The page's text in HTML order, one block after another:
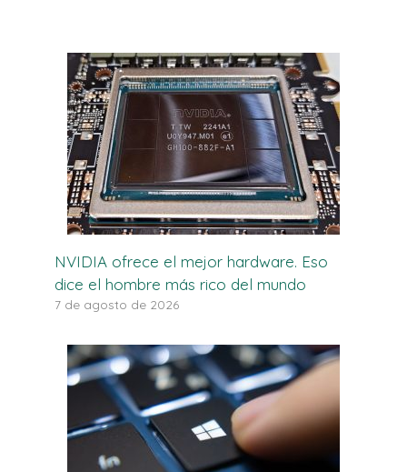
NVIDIA ofrece el mejor hardware. Eso
dice el hombre más rico del mundo
7 de agosto de 2026